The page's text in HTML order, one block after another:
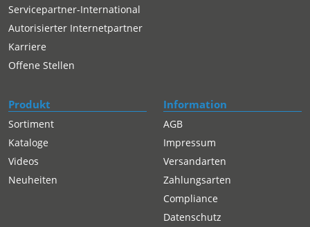
Servicepartner-International
Autorisierter Internetpartner
Karriere
Offene Stellen
Produkt
Sortiment
Kataloge
Videos
Neuheiten
Information
AGB
Impressum
Versandarten
Zahlungsarten
Compliance
Datenschutz